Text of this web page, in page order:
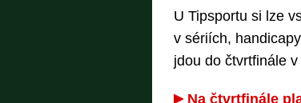
U Tipsportu si lze
v sériích,
jdou do čtvrtfinále
Na čtvrtfinále